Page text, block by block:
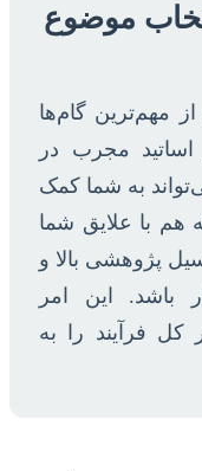
موضوع
مهم‌ترین گام‌ها
مجرب در
به شما کمک
هم با علایق شما
پژوهشی بالا و
باشد. این امر
فرآیند را به